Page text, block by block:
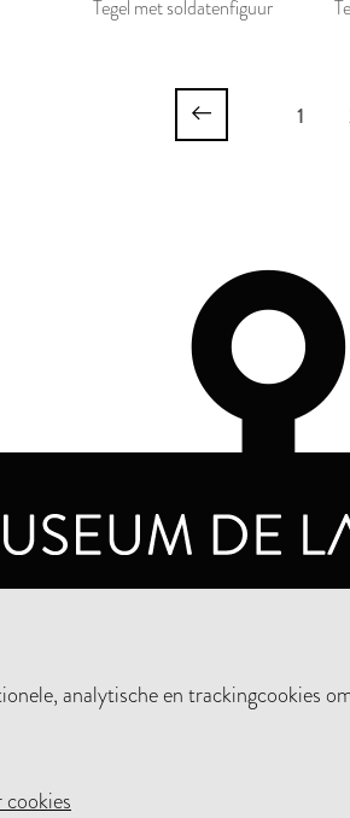
Tegel met soldatenfiguur
1
analytische en trackingcookies
cookies